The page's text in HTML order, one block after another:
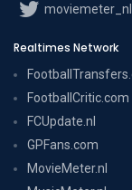
moviemeter_nl
Realtimes Network
FootballCritic.com
FCUpdate.nl
GPFans.com
MovieMeter.nl